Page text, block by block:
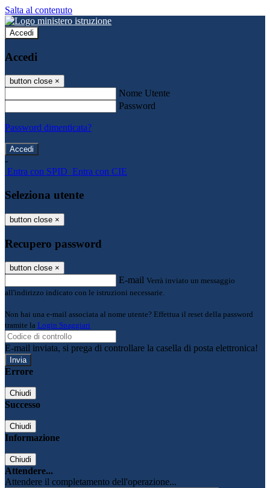
Salta al contenuto
Accedi
Accedi
button close ×
Nome Utente
Password
Password dimenticata?
-
Entra con SPID Entra con CIE
Seleziona utente
button close ×
Recupero password
button close ×
E-mail Verrà inviato un messaggio
all'indirizzo indicato con le istruzioni necessarie.
Non hai una e-mail associata al nome utente? Effettua il reset della password
tramite la Login Spaggiari
E-mail inviata, si prega di controllare la casella di posta elettronica!
Errore
Chiudi
Successo
Chiudi
Informazione
Chiudi
Attendere...
Attendere il completamento dell'operazione...